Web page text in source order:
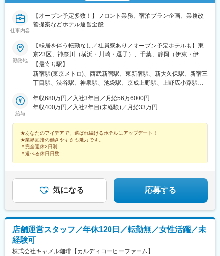
仕事内容
【オープン予定多数！】フロント業務、宿泊プラン企画、業務改
善提案などホテル運営全般
勤務地
【転居を伴う転勤なし／社員寮あり／オープン予定ホテルも】東
京23区、神奈川（横浜・川崎・逗子）、千葉、静岡（伊東・伊
豆）、名古屋、大阪、京都、山形、石川※希望を考慮します※U・I
ターン歓迎※マイカー通勤OK【TVで話題のホテルを多数展開】■
バリ風都市型ホテル「バリアン」■進化型豪華カプセルホテル「安
「風の薫」■わんちゃんと泊まれるリゾートホテル「ウブドの森」
「愛犬お宿」■複合都市型リゾートホテル「バリタワー大阪天王
泉リゾートホテル「アンダものがたり」■オールインクルーシブホ
テル「アンダの森」等★新オープンも続々！2026年7月 石川加
賀・「アンダの森」オープン予定※2026年4月～の現地研修前はご
希望のホテルで研修（給与に変動なし）★社員寮（伊豆・山形）
◎受動喫煙対策あり（禁煙）
【最寄り駅】
新宿駅(東京メトロ)、西武新宿駅、東新宿駅、新大久保駅、新宿三
丁目駅、渋谷駅、神泉駅、池袋駅、京成上野駅、上野広小路駅、
都)、関内駅、横浜駅、伊勢佐木長者町駅、鷺沼駅、東逗子駅、葭
川公園駅、伊豆高原駅、富戸駅、伊東駅、天王寺駅、近鉄日本橋
京都)、淡路町駅、築地市場駅、六本木一丁目駅、溜池山王駅、日
ノ出町駅、平沼橋駅、千葉中央駅、大阪阿部野橋駅、日本橋駅(大
阪府)、なんば駅(地下鉄)、栄町駅(愛知県)、新宿西口駅、御徒町
駅、神田駅(東京都)、小川町駅(東京都)、麻布十番駅、赤坂見附
見駅(愛知県)
給与
年収680万円／入社3年目／月給56万6000円
年収400万円／入社2年目(未経験)／月給33万円
★あなたのアイデアで、選ばれ続けるホテルにアップデート！
★業界屈指の働きやすさも魅力です。
＃完全週休2日制
＃選べる休日日数
気になる 応募する
店舗運営スタッフ／年休120日／転勤無／女性活躍／未
経験可
株式会社キャメル珈琲【カルディコーヒーファーム】